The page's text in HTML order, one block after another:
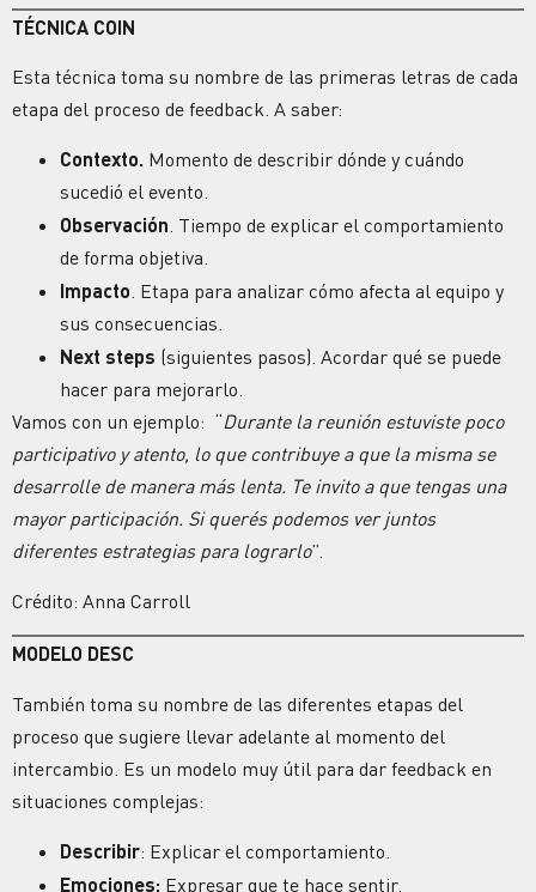
TÉCNICA COIN
Esta técnica toma su nombre de las primeras letras de cada
etapa del proceso de feedback. A saber:
Contexto. Momento de describir dónde y cuándo
sucedió el evento.
Observación. Tiempo de explicar el comportamiento
de forma objetiva.
Impacto. Etapa para analizar cómo afecta al equipo y
sus consecuencias.
Next steps (siguientes pasos). Acordar qué se puede
hacer para mejorarlo.
Vamos con un ejemplo: “Durante la reunión estuviste poco
participativo y atento, lo que contribuye a que la misma se
desarrolle de manera más lenta. Te invito a que tengas una
mayor participación. Si querés podemos ver juntos
diferentes estrategias para lograrlo”.
Crédito: Anna Carroll
MODELO DESC
También toma su nombre de las diferentes etapas del
proceso que sugiere llevar adelante al momento del
intercambio. Es un modelo muy útil para dar feedback en
situaciones complejas:
Describir: Explicar el comportamiento.
Emociones: Expresar que te hace sentir.